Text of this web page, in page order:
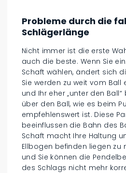
Probleme durch die
Schlägerlänge
Nicht immer ist die erste
auch die beste. Wenn Sie
Schaft wählen, ändert sich
Sie werden zu weit vom Ball
und Ihr eher „unter den
über den Ball, wie es beim
empfehlenswert ist. Diese
beeinflussen die Bahn des
Schaft macht Ihre Haltung
Ellbogen befinden liegen zu
und Sie können die
des Schlags nicht mehr